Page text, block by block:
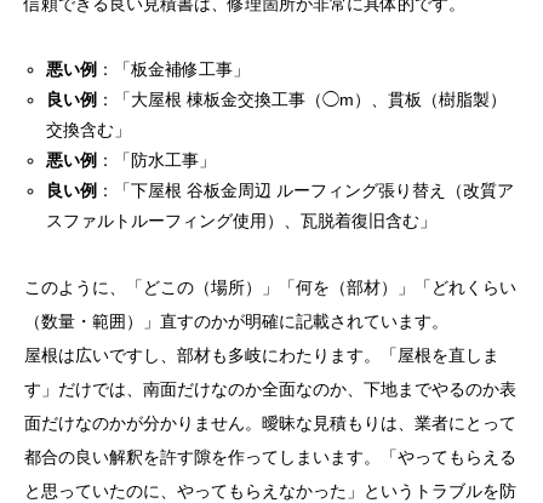
信頼できる良い見積書は、修理箇所が非常に具体的です。
悪い例 ：「板金補修工事」
良い例 ：「大屋根 棟板金交換工事（◯m）、貫板（樹脂製）
交換含む」
悪い例 ：「防水工事」
良い例 ：「下屋根 谷板金周辺 ルーフィング張り替え（改質ア
スファルトルーフィング使用）、瓦脱着復旧含む」
このように、「どこの（場所）」「何を（部材）」「どれくらい
（数量・範囲）」直すのかが明確に記載されています。
屋根は広いですし、部材も多岐にわたります。「屋根を直しま
す」だけでは、南面だけなのか全面なのか、下地までやるのか表
面だけなのかが分かりません。曖昧な見積もりは、業者にとって
都合の良い解釈を許す隙を作ってしまいます。「やってもらえる
と思っていたのに、やってもらえなかった」というトラブルを防